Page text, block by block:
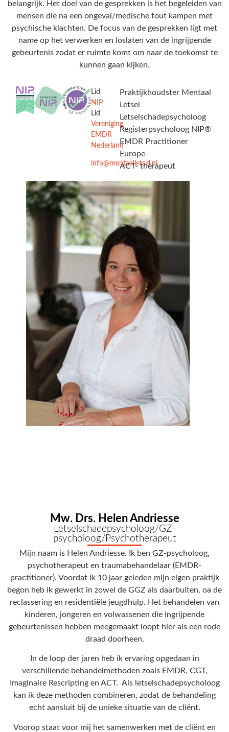
belangrijk. Het doel van de gesprekken is het begeleiden van
mensen die na een ongeval/medische fout kampen met
psychische klachten. De focus van de gesprekken ligt met
name op het verwerken en loslaten van de ingrijpende
gebeurtenis zodat er ruimte komt om naar de toekomst te
kunnen gaan kijken.
Lid
NIP
Lid
Vereniging
EMDR
Nederland
info@mentaalletsel.nl
Praktijkhoudster Mentaal
Letsel
Letselschadepsycholoog
Registerpsycholoog NIP®
EMDR Practitioner
Europe
ACT- therapeut
Mw. Drs. Helen Andriesse
Letselschadepsycholoog/GZ-
psycholoog/Psychotherapeut
Mijn naam is Helen Andriesse. Ik ben GZ-psycholoog,
psychotherapeut en traumabehandelaar (EMDR-
practitioner). Voordat ik 10 jaar geleden mijn eigen praktijk
begon heb ik gewerkt in zowel de GGZ als daarbuiten, oa de
reclassering en residentiële jeugdhulp. Het behandelen van
kinderen, jongeren en volwassenen die ingrijpende
gebeurtenissen hebben meegemaakt loopt hier als een rode
draad doorheen.
In de loop der jaren heb ik ervaring opgedaan in
verschillende behandelmethoden zoals EMDR, CGT,
Imaginaire Rescripting en ACT. Als letselschadepsycholoog
kan ik deze methoden combineren, zodat de behandeling
echt aansluit bij de unieke situatie van de cliënt.
Voorop staat voor mij het samenwerken met de cliënt en